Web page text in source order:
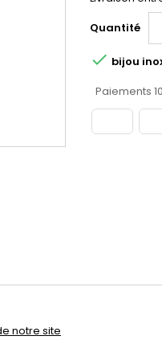
Quantité
 bijou
Paiements
notre site